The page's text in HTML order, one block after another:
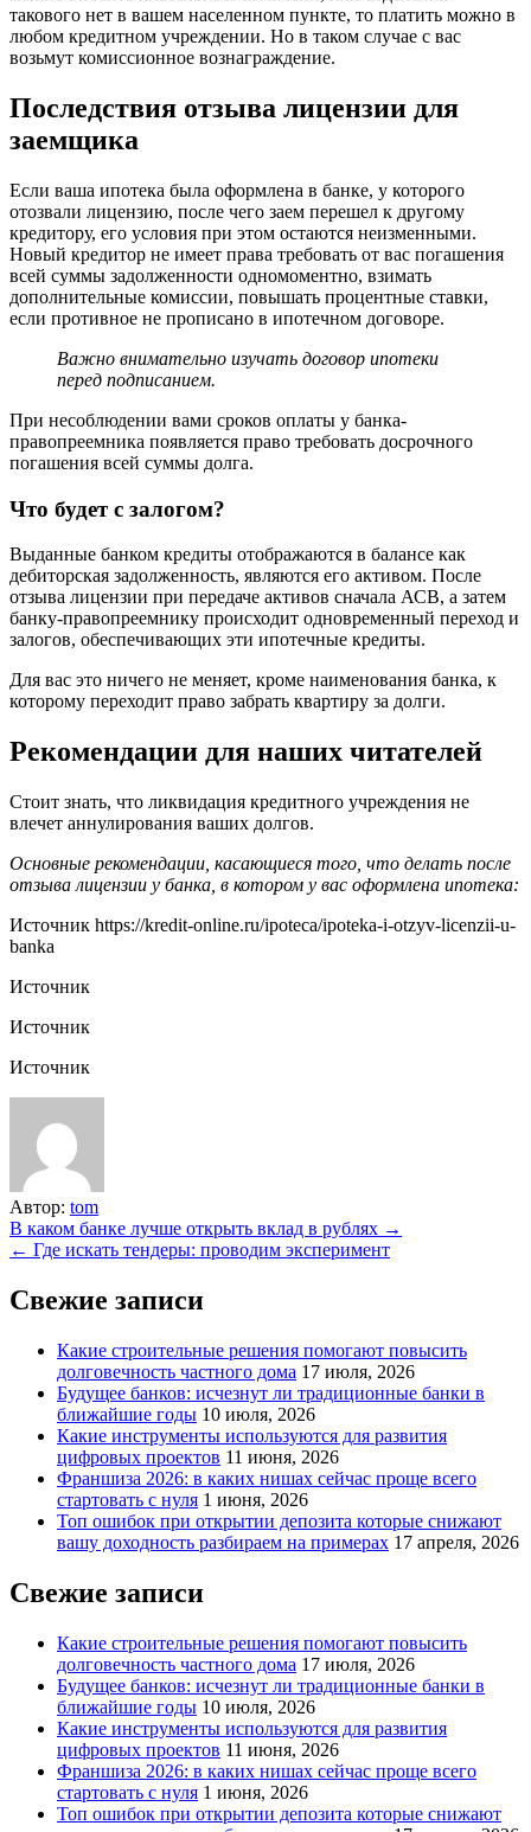
такового нет в вашем населенном пункте, то платить можно в
любом кредитном учреждении. Но в таком случае с вас
возьмут комиссионное вознаграждение.
Последствия отзыва лицензии для
заемщика
Если ваша ипотека была оформлена в банке, у которого
отозвали лицензию, после чего заем перешел к другому
кредитору, его условия при этом остаются неизменными.
Новый кредитор не имеет права требовать от вас погашения
всей суммы задолженности одномоментно, взимать
дополнительные комиссии, повышать процентные ставки,
если противное не прописано в ипотечном договоре.
Важно внимательно изучать договор ипотеки
перед подписанием.
При несоблюдении вами сроков оплаты у банка-
правопреемника появляется право требовать досрочного
погашения всей суммы долга.
Что будет с залогом?
Выданные банком кредиты отображаются в балансе как
дебиторская задолженность, являются его активом. После
отзыва лицензии при передаче активов сначала АСВ, а затем
банку-правопреемнику происходит одновременный переход и
залогов, обеспечивающих эти ипотечные кредиты.
Для вас это ничего не меняет, кроме наименования банка, к
которому переходит право забрать квартиру за долги.
Рекомендации для наших читателей
Стоит знать, что ликвидация кредитного учреждения не
влечет аннулирования ваших долгов.
Основные рекомендации, касающиеся того, что делать после
отзыва лицензии у банка, в котором у вас оформлена ипотека:
Источник https://kredit-online.ru/ipoteca/ipoteka-i-otzyv-licenzii-u-
banka
Источник
Источник
Источник
Автор: tom
Навигация
по
записям
В каком банке лучше открыть вклад в рублях →
← Где искать тендеры: проводим эксперимент
Свежие записи
Какие строительные решения помогают повысить
долговечность частного дома 17 июля, 2026
Будущее банков: исчезнут ли традиционные банки в
ближайшие годы 10 июля, 2026
Какие инструменты используются для развития
цифровых проектов 11 июня, 2026
Франшиза 2026: в каких нишах сейчас проще всего
стартовать с нуля 1 июня, 2026
Топ ошибок при открытии депозита которые снижают
вашу доходность разбираем на примерах 17 апреля, 2026
Свежие записи
Какие строительные решения помогают повысить
долговечность частного дома 17 июля, 2026
Будущее банков: исчезнут ли традиционные банки в
ближайшие годы 10 июля, 2026
Какие инструменты используются для развития
цифровых проектов 11 июня, 2026
Франшиза 2026: в каких нишах сейчас проще всего
стартовать с нуля 1 июня, 2026
Топ ошибок при открытии депозита которые снижают